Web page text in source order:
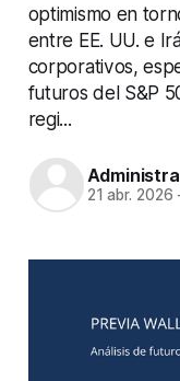
optimismo en
entre EE. UU. e
corporativos,
futuros del S&P
regi...
21 abr. 2026